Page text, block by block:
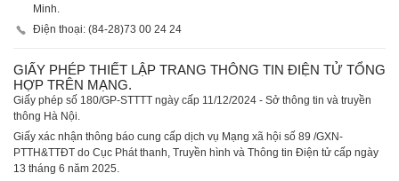
Minh.
Điện thoại: (84-28)73 00 24 24
GIẤY PHÉP THIẾT LẬP TRANG THÔNG TIN ĐIỆN TỬ TỔNG
HỢP TRÊN MẠNG.
Giấy phép số 180/GP-STTTT ngày cấp 11/12/2024 - Sở thông tin và truyền
thông Hà Nội.
Giấy xác nhận thông báo cung cấp dịch vụ Mạng xã hội số 89 /GXN-
PTTH&TTĐT do Cục Phát thanh, Truyền hình và Thông tin Điện tử cấp ngày
13 tháng 6 năm 2025.